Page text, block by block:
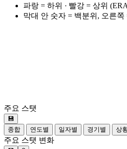
파랑 = 하위 · 빨강 = 상위
막대 안 숫자 = 백분위, 오른
주요 스탯
💾
종합
연도별 일자별 경기별 상
주요 스탯 변화